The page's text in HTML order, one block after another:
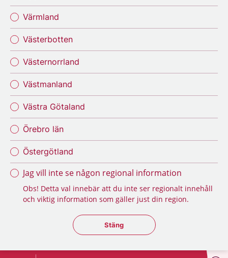
Värmland
Västerbotten
Västernorrland
Västmanland
Västra Götaland
Örebro län
Östergötland
Jag vill inte se någon regional information
Obs! Detta val innebär att du inte ser regionalt innehåll
och viktig information som gäller just din region.
Stäng regionsväljaren
Stäng